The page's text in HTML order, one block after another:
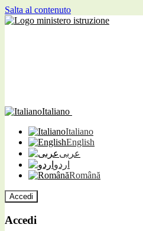
Salta al contenuto
Italiano
Italiano
English
عربى
اردو
Română
Accedi
Accedi